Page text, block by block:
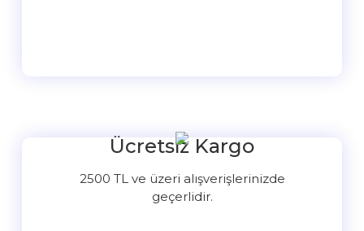
Ücretsiz Kargo
2500 TL ve üzeri alışverişlerinizde
geçerlidir.